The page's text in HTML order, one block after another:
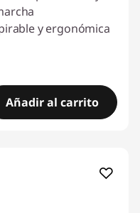
y ergonómica
Añadir al carrito